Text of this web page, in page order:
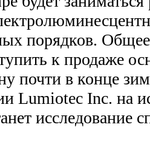
порядков.
к продаже
почти в конце
Lumiotec Inc. на
исследование